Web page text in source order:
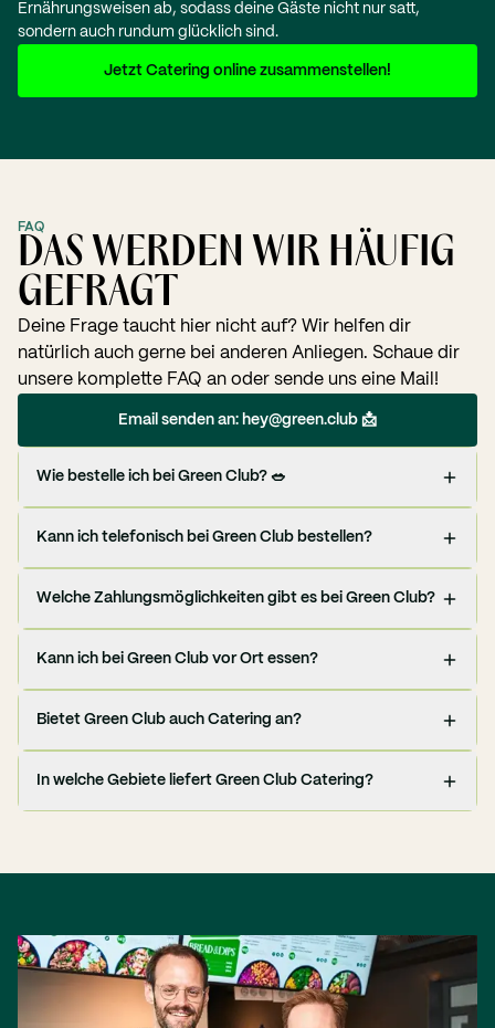
Ernährungsweisen ab, sodass deine Gäste nicht nur satt,
sondern auch rundum glücklich sind.
Jetzt Catering online zusammenstellen!
FAQ
DAS WERDEN WIR HÄUFIG
GEFRAGT
Deine Frage taucht hier nicht auf? Wir helfen dir
natürlich auch gerne bei anderen Anliegen. Schaue dir
unsere komplette FAQ an oder sende uns eine Mail!
Email senden an: hey@green.club 📩
Wie bestelle ich bei Green Club? 🥗
Kann ich telefonisch bei Green Club bestellen?
Welche Zahlungsmöglichkeiten gibt es bei Green Club?
Kann ich bei Green Club vor Ort essen?
Bietet Green Club auch Catering an?
In welche Gebiete liefert Green Club Catering?